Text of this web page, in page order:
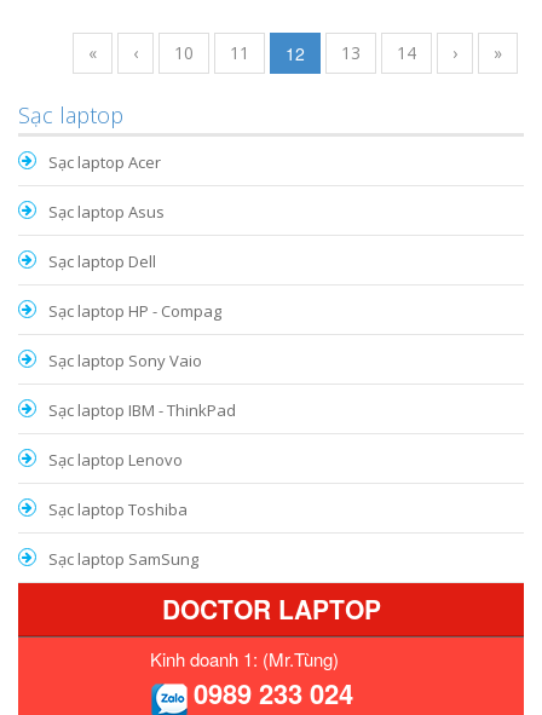
« ‹ 10 11 12 13 14 › »
Sạc laptop
Sạc laptop Acer
Sạc laptop Asus
Sạc laptop Dell
Sạc laptop HP - Compag
Sạc laptop Sony Vaio
Sạc laptop IBM - ThinkPad
Sạc laptop Lenovo
Sạc laptop Toshiba
Sạc laptop SamSung
DOCTOR LAPTOP
Kinh doanh 1: (Mr.Tùng)
0989 233 024